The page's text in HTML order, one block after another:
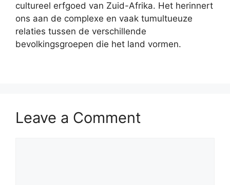
cultureel erfgoed van Zuid-Afrika. Het herinnert
ons aan de complexe en vaak tumultueuze
relaties tussen de verschillende
bevolkingsgroepen die het land vormen.
Leave a Comment